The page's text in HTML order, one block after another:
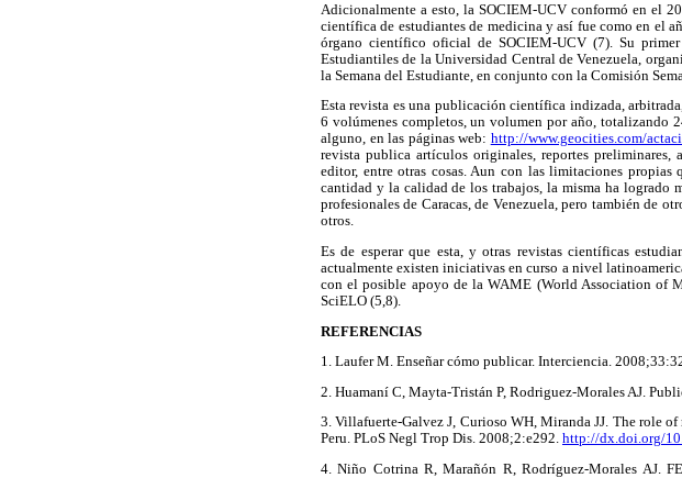
Adicionalmente a esto, la SOCIEM-UCV conformó en el
científica de estudiantes de medicina y así fue como en el
órgano científico oficial de SOCIEM-UCV (7). Su
Estudiantiles de la Universidad Central de Venezuela,
la Semana del Estudiante, en conjunto con la Comisión
Esta revista es una publicación científica indizada,
6 volúmenes completos, un volumen por año, totalizando
alguno, en las páginas web: http://www.geocities.com/
revista publica artículos originales, reportes preliminares,
editor, entre otras cosas. Aun con las limitaciones
cantidad y la calidad de los trabajos, la misma ha logrado
profesionales de Caracas, de Venezuela, pero también de
otros.
Es de esperar que esta, y otras revistas científicas
actualmente existen iniciativas en curso a nivel
con el posible apoyo de la WAME (World Association of
SciELO (5,8).
REFERENCIAS
1. Laufer M. Enseñar cómo publicar. Interciencia.
2. Huamaní C, Mayta-Tristán P, Rodriguez-Morales AJ.
3. Villafuerte-Galvez J, Curioso WH, Miranda JJ. The role
Peru. PLoS Negl Trop Dis. 2008;2:e292. http://dx.doi.org/
4. Niño Cotrina R, Marañón R, Rodríguez-Morales AJ.